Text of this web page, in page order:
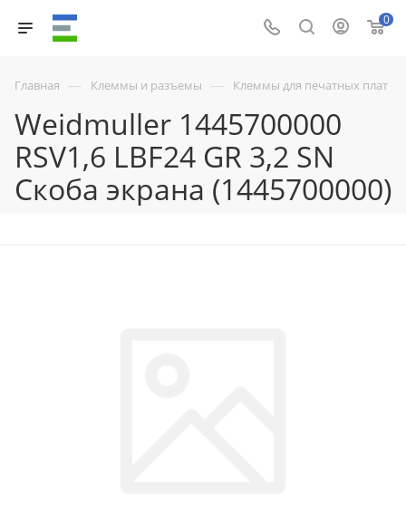
0
Главная — Клеммы и разъемы — Клеммы для печатных плат
Weidmuller 1445700000
RSV1,6 LBF24 GR 3,2 SN
Скоба экрана (1445700000)